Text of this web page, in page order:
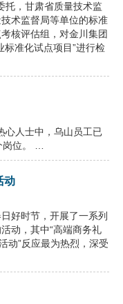
托，甘肃省质量技术监
术监督局等单位的标准
核评估组，对金川集团
准化试点项目”进行检
心人士中，乌山员工已
位。 …
动
好时节，开展了一系列
动，其中“高端商务礼
动”反应最为热烈，深受